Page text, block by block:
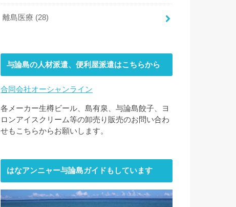
離島医療 (28)
与論島の人材派遣、便利屋派遣はこちらから
合同会社オーシャンライン
各メーカー生樽ビール、島有泉、与論島餃子、ヨ
ロンアイスクリーム等の卸売り販売のお問い合わ
せもこちらからお願いします。
はなアンニャー与論島ガイドもしています